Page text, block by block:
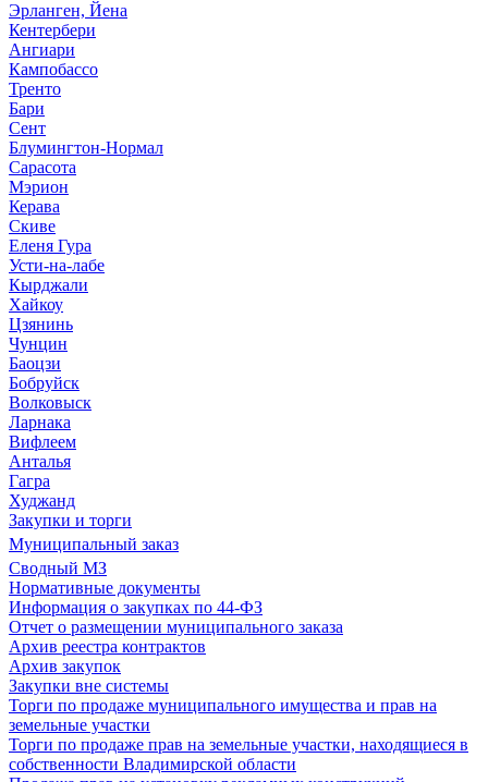
Эрланген, Йена
Кентербери
Ангиари
Кампобассо
Тренто
Бари
Сент
Блумингтон-Нормал
Сарасота
Мэрион
Керава
Скиве
Еленя Гура
Усти-на-лабе
Кырджали
Хайкоу
Цзянинь
Чунцин
Баоцзи
Бобруйск
Волковыск
Ларнака
Вифлеем
Анталья
Гагра
Худжанд
Закупки и торги
Муниципальный заказ
Сводный МЗ
Нормативные документы
Информация о закупках по 44-ФЗ
Отчет о размещении муниципального заказа
Архив реестра контрактов
Архив закупок
Закупки вне системы
Торги по продаже муниципального имущества и прав на
земельные участки
Торги по продаже прав на земельные участки, находящиеся в
собственности Владимирской области